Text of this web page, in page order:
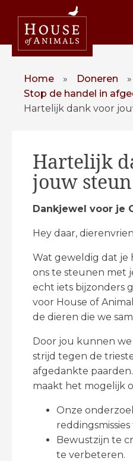
Home » Doneren
»
Stop de handel in
Hartelijk dank voor
Hartelijk
jouw
Dankjewel voor je
Hey daar,
Wat geweldig dat je
ons te steunen met
echt iets bijzonders
voor House of
de dieren die we
Door jou kunnen
strijd tegen de
afgedankte
maakt het mogelijk
Onze
Bewustzijn te
te verbeteren.